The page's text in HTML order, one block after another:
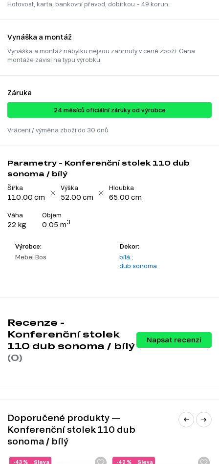
Hotovost, karta, bankovní převod, dobírkou – 49 korun.
Vynáška a montáž
Vynáška a montáž nábytku nejsou zahrnuty v ceně zboží. Cena
montáže závisí na typu výrobku.
Záruka
24 ​​​​měsíců oficiální záruky od výrobce
Vrácení / výměna zboží do 30 dnů
Parametry - Konferenční stolek 110 dub
sonoma / bílý
Šířka
110.00 cm
Výška
52.00 cm
Hloubka
65.00 cm
Váha
22 kg
Objem
0.05 m3
Výrobce:
Mebel Bos
Dekor:
bílá ;
dub sonoma
Recenze -
Konferenční stolek
110 dub sonoma / bílý
(0)
Napsat recenzi
Doporučené produkty —
Konferenční stolek 110 dub
sonoma / bílý
Sleva
-43 % Sleva
-42 %